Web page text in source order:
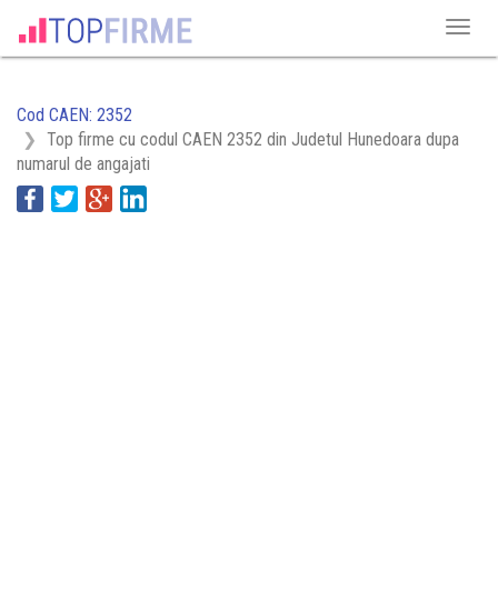
Cod CAEN: 2352
Top firme cu codul CAEN 2352 din Judetul Hunedoara dupa
numarul de angajati